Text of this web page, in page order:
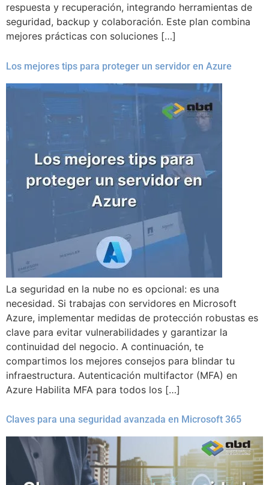
respuesta y recuperación, integrando herramientas de
seguridad, backup y colaboración. Este plan combina
mejores prácticas con soluciones […]
Los mejores tips para proteger un servidor en Azure
La seguridad en la nube no es opcional: es una
necesidad. Si trabajas con servidores en Microsoft
Azure, implementar medidas de protección robustas es
clave para evitar vulnerabilidades y garantizar la
continuidad del negocio. A continuación, te
compartimos los mejores consejos para blindar tu
infraestructura. Autenticación multifactor (MFA) en
Azure Habilita MFA para todos los […]
Claves para una seguridad avanzada en Microsoft 365